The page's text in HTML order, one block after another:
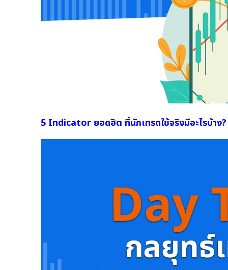
5 Indicator ยอดฮิต ที่นักเทรดใช้จริงมีอะไรบ้าง?